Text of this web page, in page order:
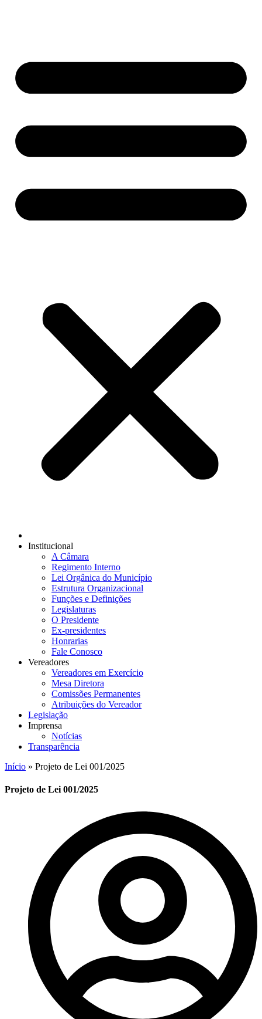
Institucional
A Câmara
Regimento Interno
Lei Orgânica do Município
Estrutura Organizacional
Funções e Definições
Legislaturas
O Presidente
Ex-presidentes
Honrarias
Fale Conosco
Vereadores
Vereadores em Exercício
Mesa Diretora
Comissões Permanentes
Atribuições do Vereador
Legislação
Imprensa
Notícias
Transparência
Início » Projeto de Lei 001/2025
Projeto de Lei 001/2025